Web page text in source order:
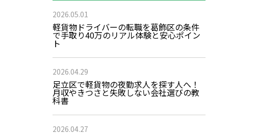
2026.05.01
軽貨物ドライバーの転職を葛飾区の条件
で手取り40万のリアル体験と安心ポイン
ト
2026.04.29
足立区で軽貨物の夜勤求人を探す人へ！
月収やきつさと失敗しない会社選びの教
科書
2026.04.27